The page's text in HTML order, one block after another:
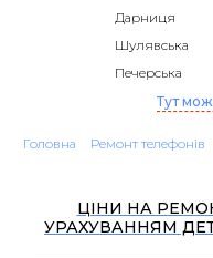
Дарниця
Шулявська
Печерська
Тут
Головна Ремонт телефонів
ЦІНИ НА
УРАХУВАННЯМ